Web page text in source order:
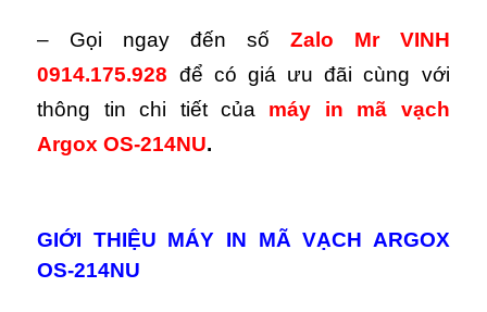
– Gọi ngay đến số Zalo
Mr VINH
0914.175.928 để có giá ưu đãi cùng với
thông tin chi tiết của máy in mã vạch
Argox OS-214NU.
GIỚI THIỆU MÁY IN MÃ VẠCH ARGOX
OS-214NU